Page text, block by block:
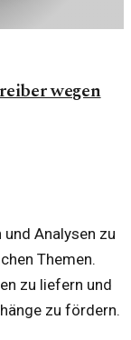
wegen
Analysen zu
Themen.
zu liefern und
zu fördern.